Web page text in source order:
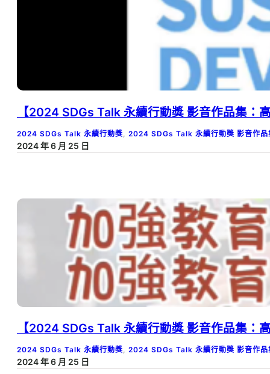
【2024 SDGs Talk 永續行動獎 影音作品集：
2024 SDGs Talk 永續行動獎 2024 SDGs Talk 永續行動獎 影音作品
2024 年 6 月 25 日
【2024 SDGs Talk 永續行動獎 影音作品集：
2024 SDGs Talk 永續行動獎, 2024 SDGs Talk 永續行動獎 影音作品
2024 年 6 月 25 日